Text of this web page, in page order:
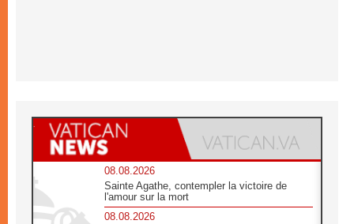
08.08.2026
Sainte Agathe, contempler la victoire de
l'amour sur la mort
08.08.2026